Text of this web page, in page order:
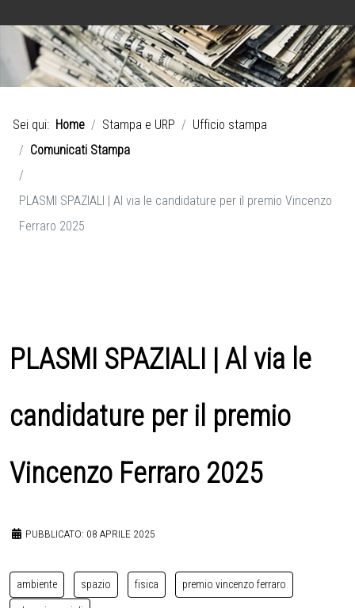
Sei qui: Home Stampa e URP
Ufficio stampa
Comunicati Stampa
PLASMI SPAZIALI | Al via le candidature per il premio Vincenzo
Ferraro 2025
PLASMI SPAZIALI | Al via le
candidature per il premio
Vincenzo Ferraro 2025
PUBBLICATO: 08 APRILE 2025
ambiente spazio fisica premio vincenzo ferraro